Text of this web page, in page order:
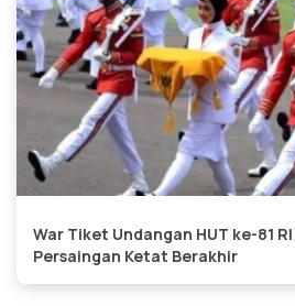
War Tiket Undangan HUT ke-81
Persaingan Ketat Berakhir